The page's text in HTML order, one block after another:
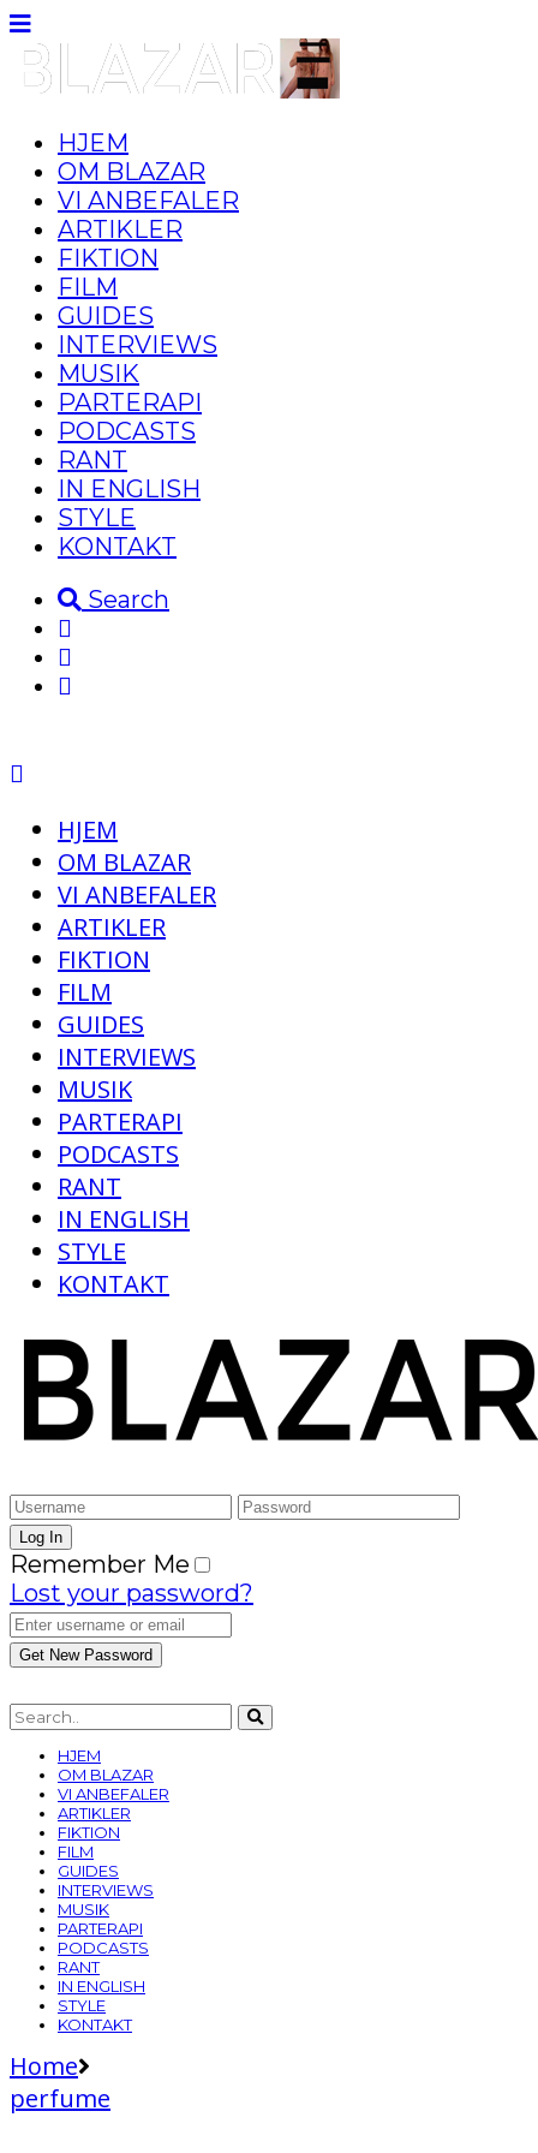
HJEM
OM BLAZAR
VI ANBEFALER
ARTIKLER
FIKTION
FILM
GUIDES
INTERVIEWS
MUSIK
PARTERAPI
PODCASTS
RANT
IN ENGLISH
STYLE
KONTAKT
Search
HJEM
OM BLAZAR
VI ANBEFALER
ARTIKLER
FIKTION
FILM
GUIDES
INTERVIEWS
MUSIK
PARTERAPI
PODCASTS
RANT
IN ENGLISH
STYLE
KONTAKT
Remember Me
Lost your password?
HJEM
OM BLAZAR
VI ANBEFALER
ARTIKLER
FIKTION
FILM
GUIDES
INTERVIEWS
MUSIK
PARTERAPI
PODCASTS
RANT
IN ENGLISH
STYLE
KONTAKT
Home
perfume